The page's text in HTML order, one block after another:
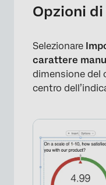
Opzioni
Selezionare
carattere
dimensione del
centro